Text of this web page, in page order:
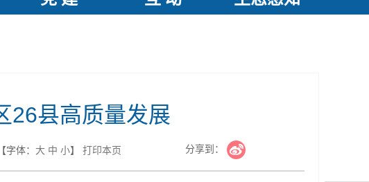
26县高质量发展
【字体： 大 中 小】 打印本页 分享到：